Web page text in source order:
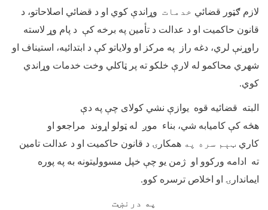
لازم ګټور قضائي خدمات وړاندې کوي او د قضائي اصلاحاتو، د
قانون حاکمیت او د عدالت د تأمین په برخه کې د پام وړ لاسته
راوړنې لري، دغه راز
په مرکز او ولایاتو کې د ابتدائیه، استیناف
او
شهري محاکمو له لارې خلکو ته پر ټاکلي وخت خدمات وړاندي
کوي.
البته قضائیه قوه یوا زې نشي کولای چې په دې
هڅه کې کامیابه شي، بناء موږ له ټولو اړوند
مراجعو او
کار ي ټېم سره په همکارۍ د قانون حاکمیت او د عدالت تامین
ته ادامه ورکوو او ژمن یو چې خپل مسوولیتونه به په پوره
ایماندارۍ او اخلاص ترسره کوو.
په درنښت